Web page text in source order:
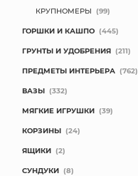
КРУПНОМЕРЫ (99)
ГОРШКИ И КАШПО (445)
ГРУНТЫ И УДОБРЕНИЯ (211)
ПРЕДМЕТЫ ИНТЕРЬЕРА (762)
ВАЗЫ (332)
МЯГКИЕ ИГРУШКИ (39)
КОРЗИНЫ (24)
ЯЩИКИ (2)
СУНДУКИ (8)